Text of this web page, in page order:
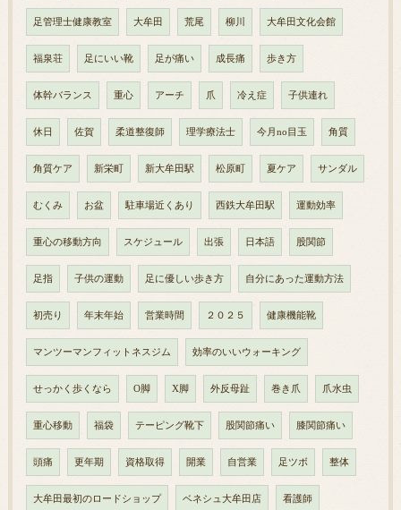
足管理士健康教室 大牟田 荒尾 柳川 大牟田文化会館
福泉荘 足にいい靴 足が痛い 成長痛 歩き方
体幹バランス 重心 アーチ 爪 冷え症 子供連れ
休日 佐賀 柔道整復師 理学療法士 今月no目玉 角質
角質ケア 新栄町 新大牟田駅 松原町 夏ケア サンダル
むくみ お盆 駐車場近くあり 西鉄大牟田駅 運動効率
重心の移動方向 スケジュール 出張 日本語 股関節
足指 子供の運動 足に優しい歩き方 自分にあった運動方法
初売り 年末年始 営業時間 ２０２５ 健康機能靴
マンツーマンフィットネスジム 効率のいいウォーキング
せっかく歩くなら O脚 X脚 外反母趾 巻き爪 爪水虫
重心移動 福袋 テーピング靴下 股関節痛い 膝関節痛い
頭痛 更年期 資格取得 開業 自営業 足ツボ 整体
大牟田最初のロードショップ ベネシュ大牟田店 看護師